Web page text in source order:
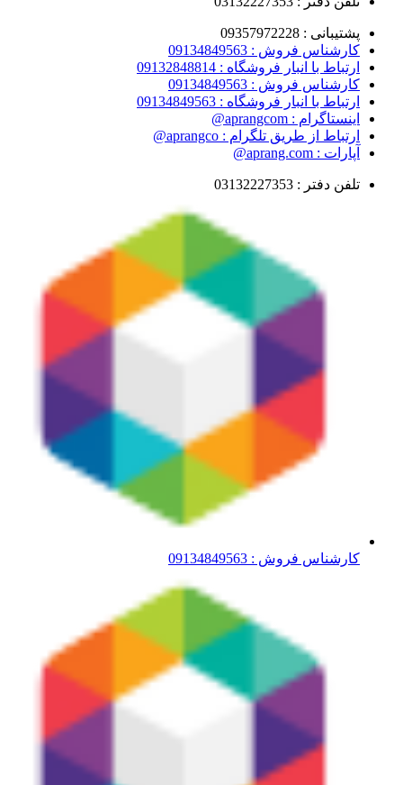
پشتیبانی : 09357972228
کارشناس فروش : 09134849563
ارتباط با انبار فروشگاه : 09132848814
کارشناس فروش : 09134849563
ارتباط با انبار فروشگاه : 09134849563
اینستاگرام : aprangcom@
ارتباط از طریق تلگرام : aprangco@
آپارات : aprang.com@
تلفن دفتر : 03132227353
کارشناس فروش : 09134849563